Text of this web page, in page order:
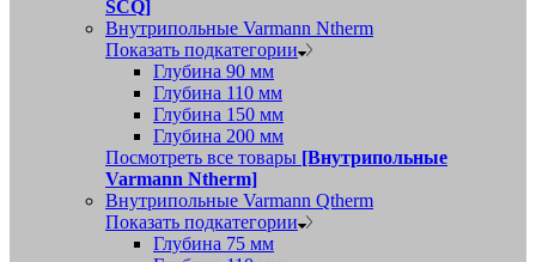
SCQ]
Внутрипольные Varmann Ntherm
Показать подкатегории
Глубина 90 мм
Глубина 110 мм
Глубина 150 мм
Глубина 200 мм
Посмотреть все товары [Внутрипольные
Varmann Ntherm]
Внутрипольные Varmann Qtherm
Показать подкатегории
Глубина 75 мм